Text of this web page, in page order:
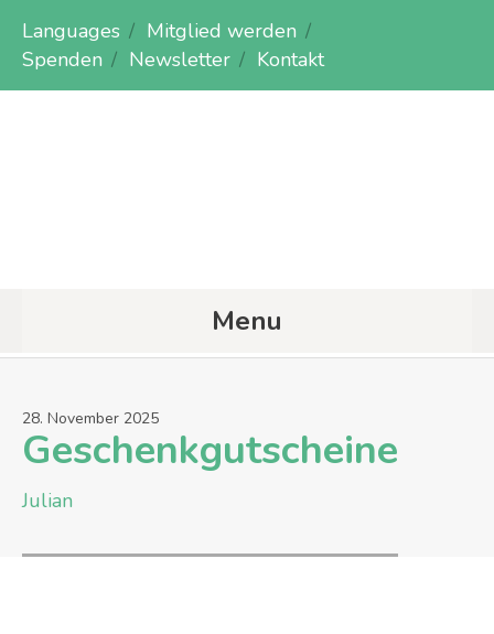
Languages
Mitglied werden
Spenden
Newsletter Kontakt
Menu
28. November 2025
Geschenkgutscheine
Julian